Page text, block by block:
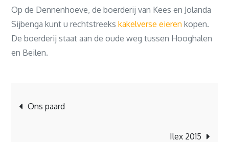
Op de Dennenhoeve, de boerderij van Kees en Jolanda
Sijbenga kunt u rechtstreekskakelverse eieren kopen.
De boerderij staat aan de oude weg tussen Hooghalen
en Beilen.
navigatie
Ons paard
Ilex 2015